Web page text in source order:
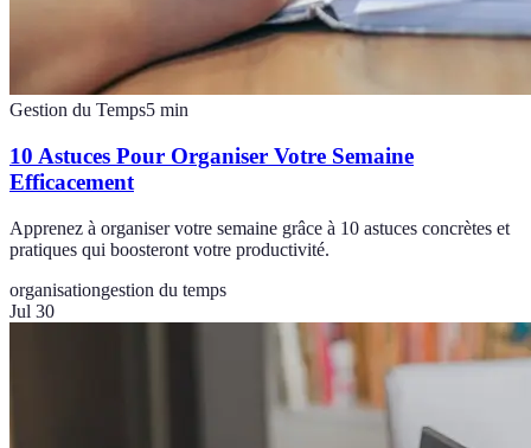
Gestion du Temps5 min
10 Astuces Pour Organiser Votre Semaine
Efficacement
Apprenez à organiser votre semaine grâce à 10 astuces concrètes et
pratiques qui boosteront votre productivité.
organisationgestion du temps
Jul 30